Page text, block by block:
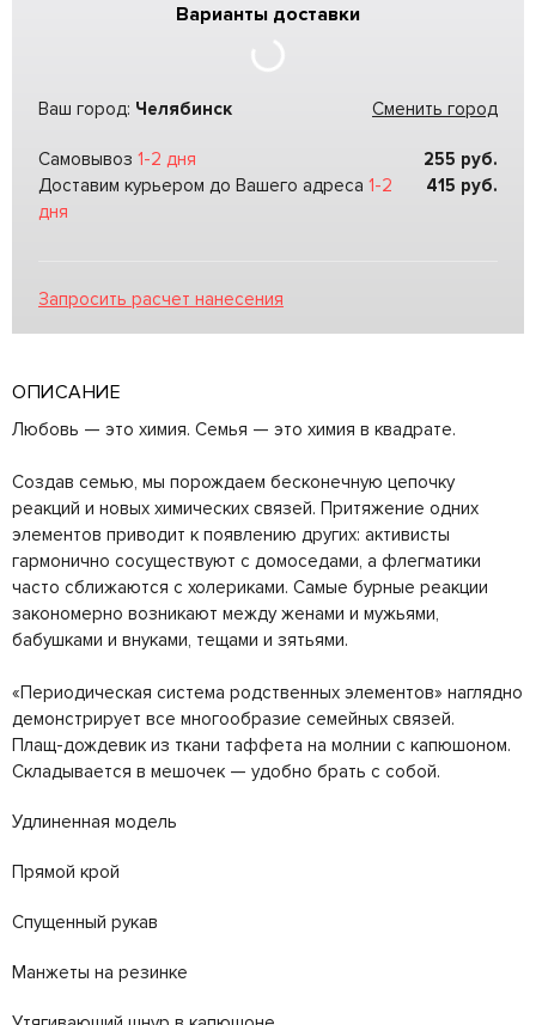
Варианты доставки
Ваш город: Челябинск Сменить город
Самовывоз 1-2 дня 255 руб.
Доставим курьером до Вашего адреса 1-2
дня
415 руб.
Запросить расчет нанесения
ОПИСАНИЕ
Любовь — это химия. Семья — это химия в квадрате.
Создав семью, мы порождаем бесконечную цепочку
реакций и новых химических связей. Притяжение одних
элементов приводит к появлению других: активисты
гармонично сосуществуют с домоседами, а флегматики
часто сближаются с холериками. Самые бурные реакции
закономерно возникают между женами и мужьями,
бабушками и внуками, тещами и зятьями.
«Периодическая система родственных элементов» наглядно
демонстрирует все многообразие семейных связей.
Плащ-дождевик из ткани таффета на молнии с капюшоном.
Складывается в мешочек — удобно брать с собой.
Удлиненная модель
Прямой крой
Спущенный рукав
Манжеты на резинке